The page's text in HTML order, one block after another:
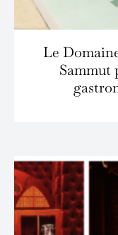
Le
Sammut